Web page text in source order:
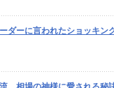
ダーに言われたショッキン